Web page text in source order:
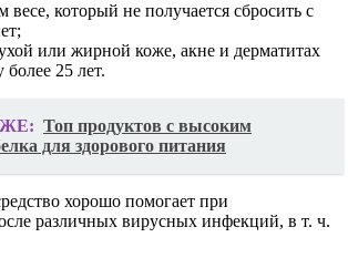
который не получается сбросить с
или жирной коже, акне и дерматитах
более 25 лет.
Топ продуктов с высоким
для здорового питания
хорошо помогает при
различных вирусных инфекций, в т. ч.